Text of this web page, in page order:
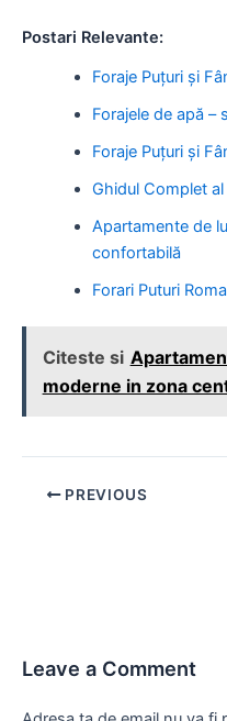
Postari Relevante:
Foraje Puțuri și
Forajele de apă
Foraje Puțuri și
Ghidul Complet
Apartamente de
confortabilă
Forari Puturi
Citeste si
moderne in zona
Post PREVIOUS
Leave a Comment